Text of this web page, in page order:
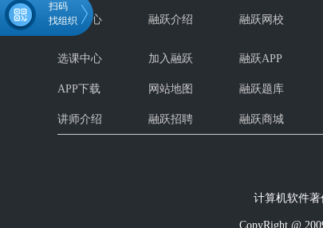
扫码
找组织
微信扫码关注公众号 领取CMA学习资料
试听中心 融跃介绍 融跃网校
选课中心 加入融跃 融跃APP
APP下载 网站地图 融跃题库
讲师介绍 融跃招聘 融跃商城
计算机软件著
CopyRight @